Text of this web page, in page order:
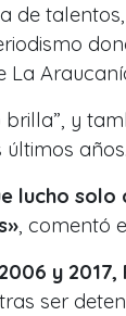
de talentos,
La
y
años.
lucho
» , comentó
2006 y
ser